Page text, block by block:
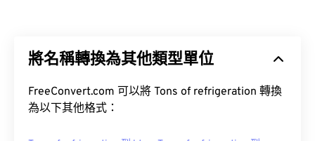
將名稱轉換為其他類型單位
FreeConvert.com 可以將 Tons of refrigeration 轉換
為以下其他格式：